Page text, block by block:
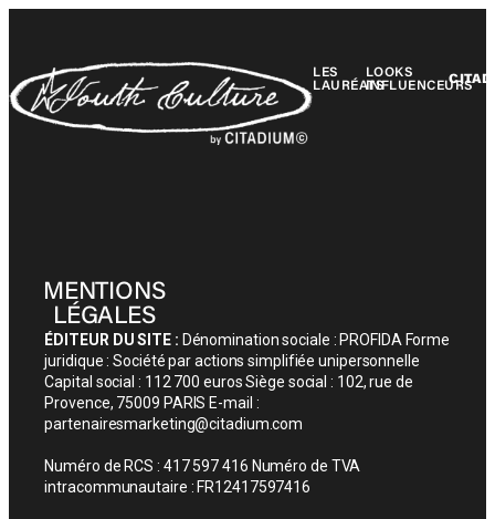
LES
LAURÉATS
LOOKS
INFLUENCEURS
MENTIONS
LÉGALES
ÉDITEUR DU SITE : Dénomination sociale : PROFIDA Forme
juridique : Société par actions simplifiée unipersonnelle
Capital social : 112 700 euros Siège social : 102, rue de
Provence, 75009 PARIS E-mail :
partenairesmarketing@citadium.com
Numéro de RCS : 417 597 416 Numéro de TVA
intracommunautaire : FR12417597416